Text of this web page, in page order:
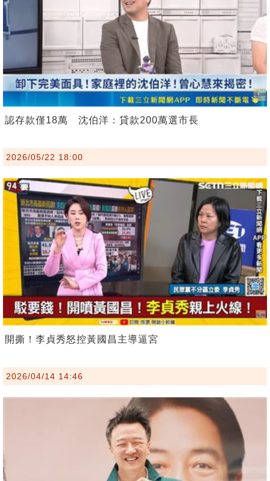
認存款僅18萬 沈伯洋：貸款200萬選市長
2026/05/22 18:00
開撕！李貞秀怒控黃國昌主導逼宮
2026/04/14 14:46